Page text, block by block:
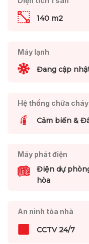
140 m2
Máy lạnh
Đang cập
Hệ thống chữa cháy
Cảm biến &
Máy phát điện
Điện dự
hòa
An ninh tòa nhà
CCTV 24/7